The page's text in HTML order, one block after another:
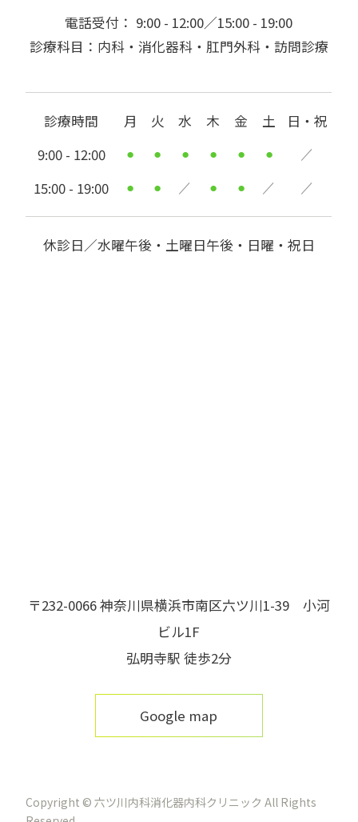
電話受付： 9:00 - 12:00／15:00 - 19:00
診療科目：内科・消化器科・肛門外科・訪問診療
診療時間 月 火 水 木 金 土
日・祝
9:00 - 12:00
● ● ● ● ● ● ／
15:00 - 19:00 ● ● ／ ● ● ／ ／
休診日／水曜午後・土曜日午後・日曜・祝日
〒232-0066 神奈川県横浜市南区六ツ川1-39 小河
ビル1F
弘明寺駅 徒歩2分
Google map
Copyright © 六ツ川内科消化器内科クリニック All Rights